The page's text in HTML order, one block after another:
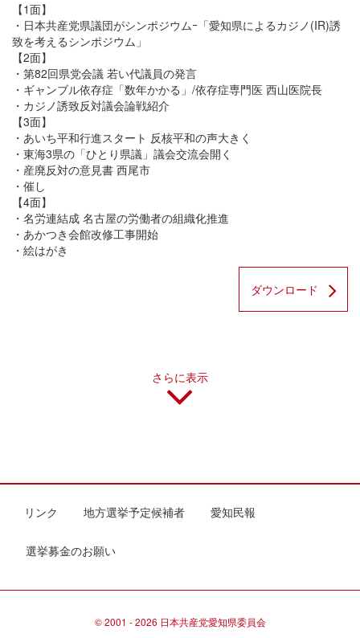
【1面】
・日本共産党県議団がシンポジウムｰ「愛知県によるカジノ(IR)誘
致を考えるシンポジウム」
【2面】
・第82回県党会議 若い代議員の発言
・ギャンブル依存症「数年かかる」/依存症専門医 西山医院長
・カジノ誘致反対議会論戦紹介
【3面】
・あいち平和行進スタート 反核平和の声大きく
・東海3県の「ひとり県議」議会交流会開く
・産廃反対の意見書 西尾市
・催し
【4面】
・名労連結成 名古屋の労働者の組織化推進
・あかつき会館改修工事開始
・絵はがき
ダウンロード
さらに表示
リンク 地方選挙予定候補者 愛知民報
選挙募金のお願い
© 2001 - 2026 日本共産党愛知県委員会